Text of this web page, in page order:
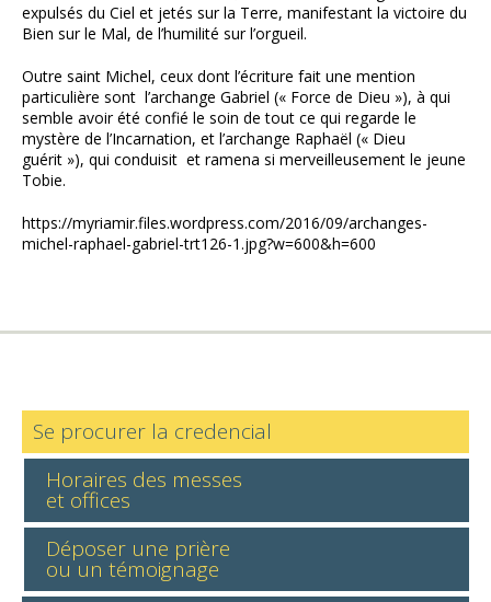
expulsés du Ciel et jetés sur la Terre, manifestant la victoire du
Bien sur le Mal, de l’humilité sur l’orgueil.
Outre saint Michel, ceux dont l’écriture fait une mention
particulière sont l’archange Gabriel (« Force de Dieu »), à qui
semble avoir été confié le soin de tout ce qui regarde le
mystère de l’Incarnation, et l’archange Raphaël (« Dieu
guérit »), qui conduisit et ramena si merveilleusement le jeune
Tobie.
https://myriamir.files.wordpress.com/2016/09/archanges-
michel-raphael-gabriel-trt126-1.jpg?w=600&h=600
Se procurer la credencial
Horaires des messes
et offices
Déposer une prière
ou un témoignage